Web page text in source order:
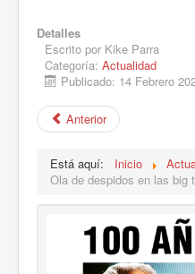
Detalles
Escrito por Kike Parra
Categoría: Actualidad
Publicado: 14 Febrero
Anterior
Está aquí: Inicio
Ola de despidos en las big